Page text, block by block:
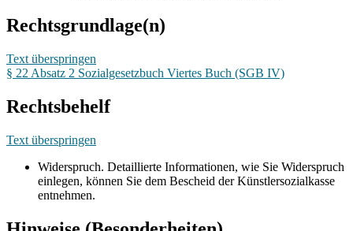
Rechtsgrundlage(n)
Text überspringen
§ 22 Absatz 2 Sozialgesetzbuch Viertes Buch (SGB IV)
Rechtsbehelf
Text überspringen
Widerspruch. Detaillierte Informationen, wie Sie Widerspruch
einlegen, können Sie dem Bescheid der Künstlersozialkasse
entnehmen.